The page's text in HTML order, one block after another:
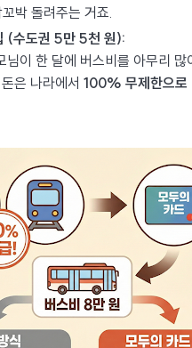
박 돌려주는 거죠.
(수도권 5만 5천 원):
님이 한 달에 버스비를 아무리 많
은 나라에서 100% 무제한으로